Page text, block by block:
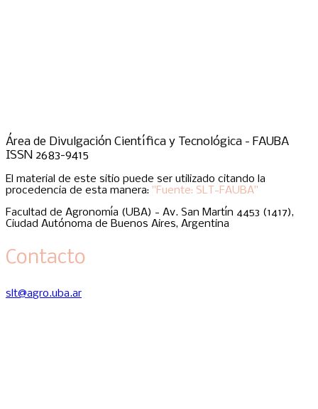
Área de Divulgación Científica y Tecnológica - FAUBA
ISSN 2683-9415
El material de este sitio puede ser utilizado citando la
procedencia de esta manera: "Fuente: SLT-FAUBA"
Facultad de Agronomía (UBA) - Av. San Martín 4453 (1417),
Ciudad Autónoma de Buenos Aires, Argentina
Contacto
slt@agro.uba.ar